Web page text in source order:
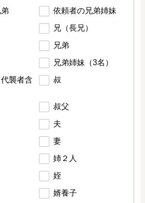
依頼者の兄弟姉妹
兄（長兄）
兄弟
兄弟姉妹（3名）
襲者含
叔
叔父
夫
妻
姉２人
姪
婿養子